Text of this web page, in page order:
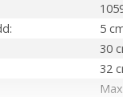
5
30
32